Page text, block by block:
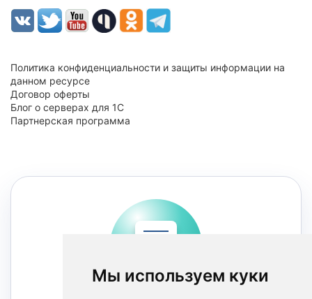
Мы используем куки
Политика конфиденциальности и защиты информации на
данном ресурсе
Договор оферты
Блог о серверах для 1С
Партнерская программа